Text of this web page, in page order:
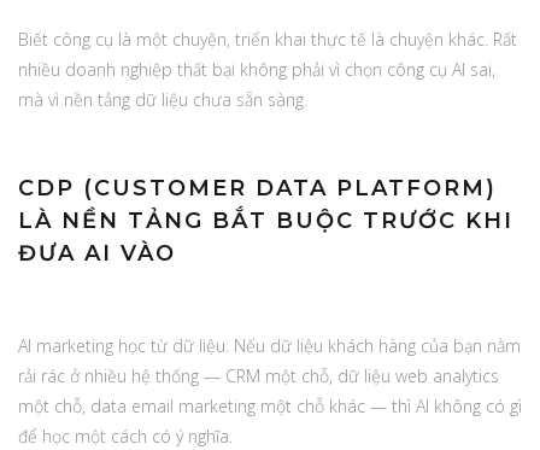
Biết công cụ là một chuyện, triển khai thực tế là chuyện khác. Rất
nhiều doanh nghiệp thất bại không phải vì chọn công cụ AI sai,
mà vì nền tảng dữ liệu chưa sẵn sàng.
CDP (CUSTOMER DATA PLATFORM)
LÀ NỀN TẢNG BẮT BUỘC TRƯỚC KHI
ĐƯA AI VÀO
AI marketing học từ dữ liệu. Nếu dữ liệu khách hàng của bạn nằm
rải rác ở nhiều hệ thống — CRM một chỗ, dữ liệu web analytics
một chỗ, data email marketing một chỗ khác — thì AI không có gì
để học một cách có ý nghĩa.